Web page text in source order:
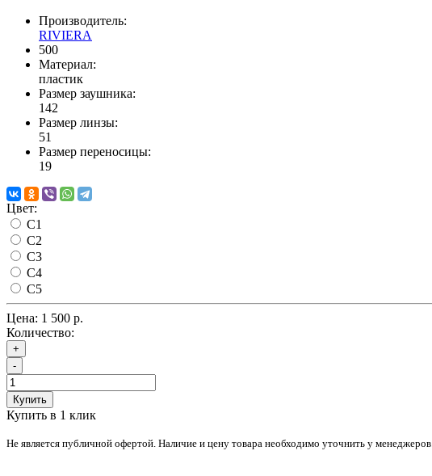
Производитель:
RIVIERA
500
Материал:
пластик
Размер заушника:
142
Размер линзы:
51
Размер переносицы:
19
Цвет:
C1
C2
C3
C4
C5
Цена: 1 500 р.
Количество:
+
-
Купить
Купить в 1 клик
Не является публичной офертой. Наличие и цену товара необходимо уточнить у менеджеров.